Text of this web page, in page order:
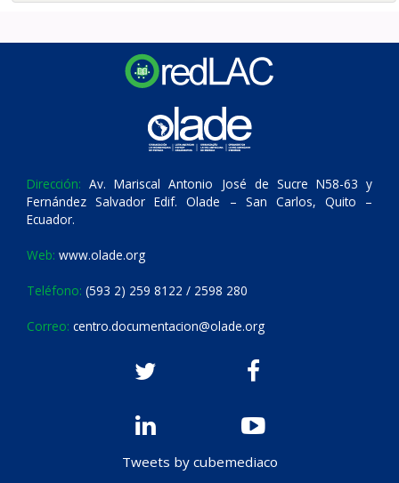
Dirección: Av. Mariscal Antonio José de Sucre N58-63 y
Fernández Salvador Edif. Olade – San Carlos, Quito –
Ecuador.
Web: www.olade.org
Teléfono: (593 2) 259 8122 / 2598 280
Correo: centro.documentacion@olade.org
Tweets by cubemediaco